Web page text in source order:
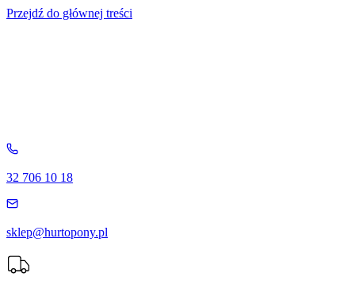
Przejdź do głównej treści
32 706 10 18
sklep@hurtopony.pl